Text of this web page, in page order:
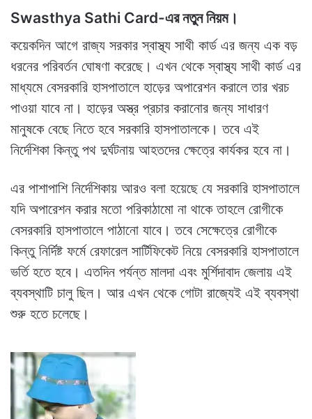
Swasthya Sathi Card-এর নতুন নিয়ম।
কয়েকদিন আগে রাজ্য সরকার স্বাস্থ্য সাথী কার্ড এর জন্য এক বড়
ধরনের পরিবর্তন ঘোষণা করেছে। এখন থেকে স্বাস্থ্য সাথী কার্ড এর
মাধ্যমে বেসরকারি হাসপাতালে হাড়ের অপারেশন করালে তার খরচ
পাওয়া যাবে না। হাড়ের অস্ত্র প্রচার করানোর জন্য সাধারণ
মানুষকে বেছে নিতে হবে সরকারি হাসপাতালকে। তবে এই
নির্দেশিকা কিন্তু পথ দুর্ঘটনায় আহতদের ক্ষেত্রে কার্যকর হবে না।
এর পাশাপাশি নির্দেশিকায় আরও বলা হয়েছে যে সরকারি হাসপাতালে
যদি অপারেশন করার মতো পরিকাঠামো না থাকে তাহলে রোগীকে
বেসরকারি হাসপাতালে পাঠানো যাবে। তবে সেক্ষেত্রে রোগীকে
কিন্তু নির্দিষ্ট ফর্মে রেফারেল সার্টিফিকেট নিয়ে বেসরকারি হাসপাতালে
ভর্তি হতে হবে। এতদিন পর্যন্ত মালদা এবং মুর্শিদাবাদ জেলায় এই
ব্যবস্থাটি চালু ছিল। আর এখন থেকে গোটা রাজ্যেই এই ব্যবস্থা
শুরু হতে চলেছে।